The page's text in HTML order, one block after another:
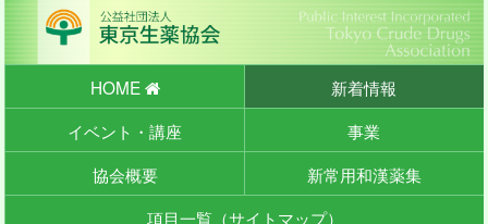
HOME
新着情報
イベント・講座
事業
協会概要
新常用和漢薬集
項目一覧（サイトマップ）